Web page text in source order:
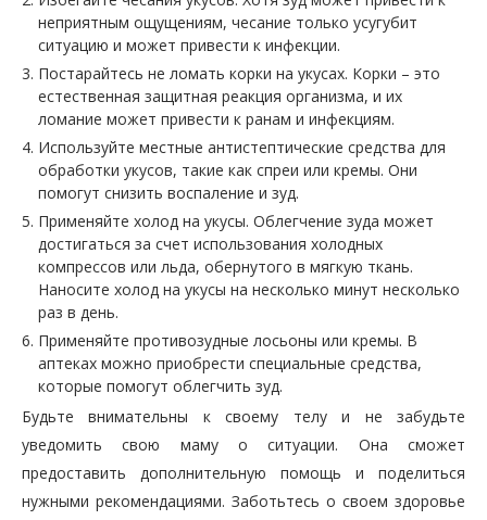
неприятным ощущениям, чесание только усугубит
ситуацию и может привести к инфекции.
Постарайтесь не ломать корки на укусах. Корки – это
естественная защитная реакция организма, и их
ломание может привести к ранам и инфекциям.
Используйте местные антистептические средства для
обработки укусов, такие как спреи или кремы. Они
помогут снизить воспаление и зуд.
Применяйте холод на укусы. Облегчение зуда может
достигаться за счет использования холодных
компрессов или льда, обернутого в мягкую ткань.
Наносите холод на укусы на несколько минут несколько
раз в день.
Применяйте противозудные лосьоны или кремы. В
аптеках можно приобрести специальные средства,
которые помогут облегчить зуд.
Будьте внимательны к своему телу и не забудьте
уведомить свою маму о ситуации. Она сможет
предоставить дополнительную помощь и поделиться
нужными рекомендациями. Заботьтесь о своем здоровье